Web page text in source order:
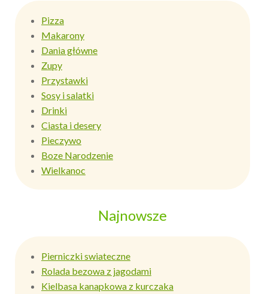
Pizza
Makarony
Dania główne
Zupy
Przystawki
Sosy i salatki
Drinki
Ciasta i desery
Pieczywo
Boze Narodzenie
Wielkanoc
Najnowsze
Pierniczki swiateczne
Rolada bezowa z jagodami
Kielbasa kanapkowa z kurczaka